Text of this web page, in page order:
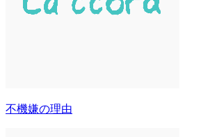
不機嫌の理由